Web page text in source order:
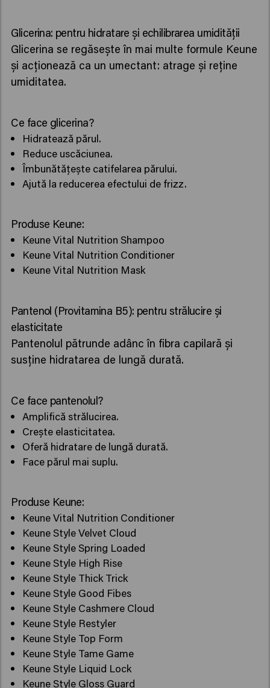
Glicerina: pentru hidratare și echilibrarea umidității
Glicerina se regăsește în mai multe formule Keune
și acționează ca un umectant: atrage și reține
umiditatea.
Ce face glicerina?
Hidratează părul.
Reduce uscăciunea.
Îmbunătățește catifelarea părului.
Ajută la reducerea efectului de frizz.
Produse Keune:
Keune Vital Nutrition Shampoo
Keune Vital Nutrition Conditioner
Keune Vital Nutrition Mask
Pantenol (Provitamina B5): pentru strălucire și
elasticitate
Pantenolul pătrunde adânc în fibra capilară și
susține hidratarea de lungă durată.
Ce face pantenolul?
Amplifică strălucirea.
Crește elasticitatea.
Oferă hidratare de lungă durată.
Face părul mai suplu.
Produse Keune:
Keune Vital Nutrition Conditioner
Keune Style Velvet Cloud
Keune Style Spring Loaded
Keune Style High Rise
Keune Style Thick Trick
Keune Style Good Fibes
Keune Style Cashmere Cloud
Keune Style Restyler
Keune Style Top Form
Keune Style Tame Game
Keune Style Liquid Lock
Keune Style Gloss Guard